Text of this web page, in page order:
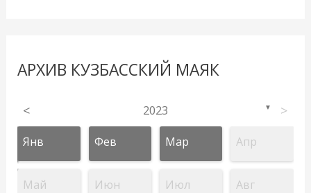
АРХИВ КУЗБАССКИЙ МАЯК
< 2023 ▼ >
Янв Фев Мар Апр
Май Июн Июл Авг